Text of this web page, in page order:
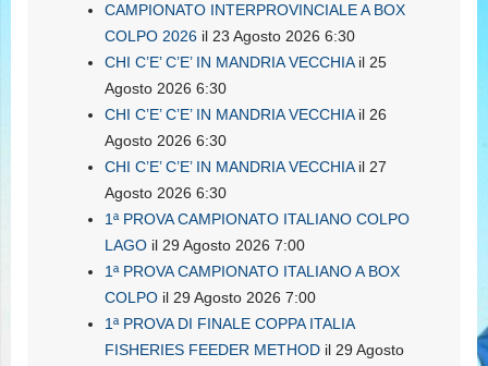
CAMPIONATO INTERPROVINCIALE A BOX
COLPO 2026 il 23 Agosto 2026 6:30
CHI C’E’ C’E’ IN MANDRIA VECCHIAil 25
Agosto 2026 6:30
CHI C’E’ C’E’ IN MANDRIA VECCHIAil 26
Agosto 2026 6:30
CHI C’E’ C’E’ IN MANDRIA VECCHIAil 27
Agosto 2026 6:30
1ª PROVA CAMPIONATO ITALIANO COLPO
LAGO il 29 Agosto 2026 7:00
1ª PROVA CAMPIONATO ITALIANO A BOX
COLPO il 29 Agosto 2026 7:00
1ª PROVA DI FINALE COPPA ITALIA
FISHERIES FEEDER METHOD il 29 Agosto